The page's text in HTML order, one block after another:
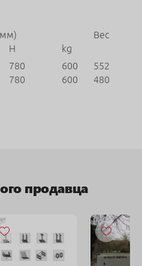
Вес
H
kg
780 600
552
780 600 480
продавца